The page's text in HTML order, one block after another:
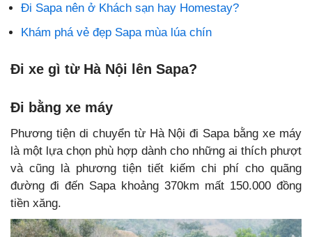
Đi Sapa nên ở Khách sạn hay Homestay?
Khám phá vẻ đẹp Sapa mùa lúa chín
Đi xe gì từ Hà Nội lên Sapa?
Đi bằng xe máy
Phương tiện di chuyển từ Hà Nội đi Sapa bằng xe máy
là một lựa chọn phù hợp dành cho những ai thích phượt
và cũng là phương tiện tiết kiếm chi phí cho quãng
đường đi đến Sapa khoảng 370km mất 150.000 đồng
tiền xăng.